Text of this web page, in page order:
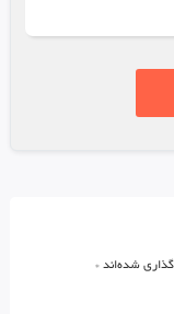
شده‌اند *